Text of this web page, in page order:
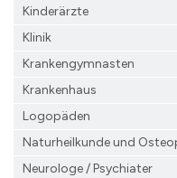
Kinderärzte
Klinik
Krankengymnasten
Krankenhaus
Logopäden
Naturheilkunde und
Neurologe / Psychiater